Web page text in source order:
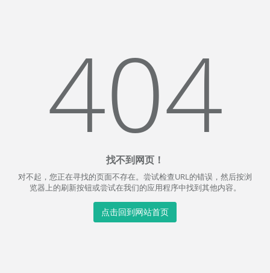
404
找不到网页！
对不起，您正在寻找的页面不存在。尝试检查URL的错误，然后按浏
览器上的刷新按钮或尝试在我们的应用程序中找到其他内容。
点击回到网站首页